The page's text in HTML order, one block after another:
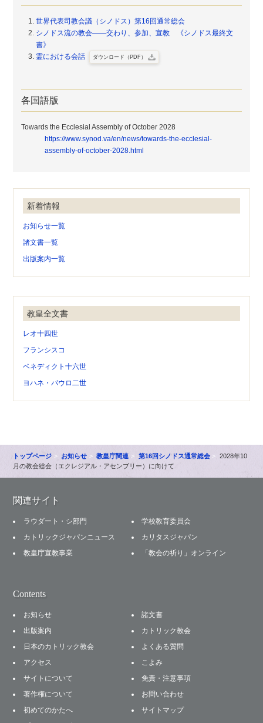
世界代表司教会議（シノドス）第16回通常総会
シノドス流の教会――交わり、参加、宣教 《シノドス最終文
書》
霊における会話
ダウンロード（PDF）
各国語版
Towards the Ecclesial Assembly of October 2028
https://www.synod.va/en/news/towards-the-ecclesial-
assembly-of-october-2028.html
新着情報
お知らせ一覧
諸文書一覧
出版案内一覧
教皇全文書
レオ十四世
フランシスコ
ベネディクト十六世
ヨハネ・パウロ二世
トップページ お知らせ 教皇庁関連 第16回シノドス通常総会
2028年10
月の教会総会（エクレジアル・アセンブリー）に向けて
関連サイト
ラウダート・シ部門
学校教育委員会
カトリックジャパンニュース
カリタスジャパン
教皇庁宣教事業
「教会の祈り」オンライン
Contents
お知らせ
諸文書
出版案内
カトリック教会
日本のカトリック教会
よくある質問
アクセス
こよみ
サイトについて
免責・注意事項
著作権について
お問い合わせ
初めてのかたへ
サイトマップ